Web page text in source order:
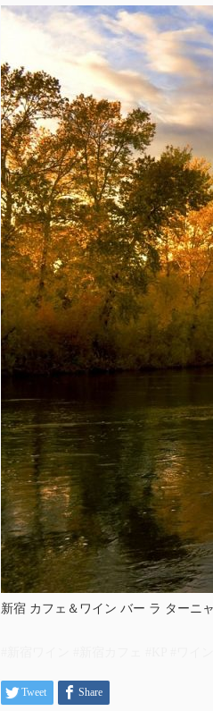
新宿 カフェ＆ワイン バー ラ ターニ
Tweet Share